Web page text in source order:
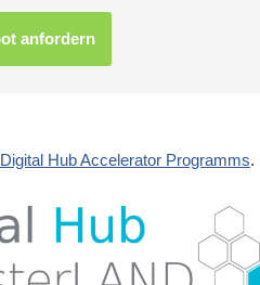
Digital Hub Accelerator Programms.